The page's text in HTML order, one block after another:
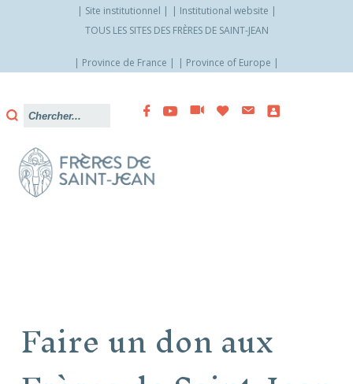
Site institutionnel
Institutional website
TOUS LES SITES DES FRÈRES DE SAINT-JEAN
Province de France
Province of Europe
le
Faire un don aux